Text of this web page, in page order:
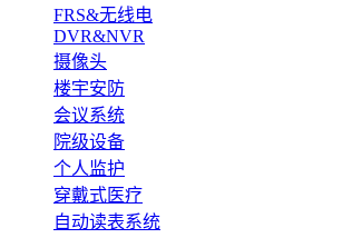
FRS&无线电
DVR&NVR
摄像头
楼宇安防
会议系统
院级设备
个人监护
穿戴式医疗
自动读表系统